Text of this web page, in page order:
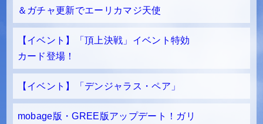
＆ガチャ更新でエーリカマジ天使
【イベント】「頂上決戦」イベント特効
カード登場！
【イベント】「デンジャラス・ペア」
mobage版・GREE版アップデート！ガリ